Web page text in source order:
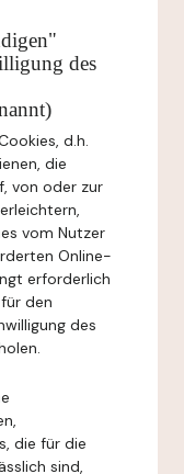
des
d.h.
die
von oder zur
vom Nutzer
Online-
erforderlich
den
des
die für die
sind,